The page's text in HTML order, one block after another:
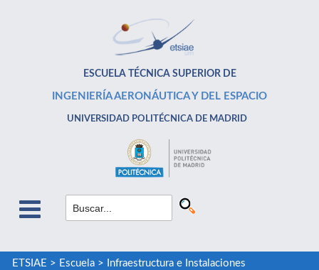
ESCUELA TÉCNICA SUPERIOR DE
INGENIERÍA AERONÁUTICA Y DEL ESPACIO
UNIVERSIDAD POLITÉCNICA DE MADRID
ETSIAE > Escuela> Infraestructura e Instalaciones